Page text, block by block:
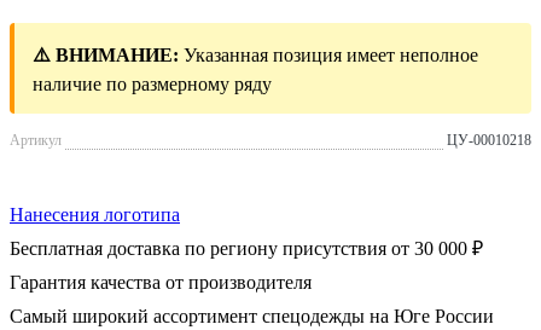
⚠️ ВНИМАНИЕ: Указанная позиция имеет неполное
наличие по размерному ряду
Артикул ЦУ-00010218
Нанесения логотипа
Бесплатная доставка по региону присутствия от 30 000 ₽
Гарантия качества от производителя
Самый широкий ассортимент спецодежды на Юге России